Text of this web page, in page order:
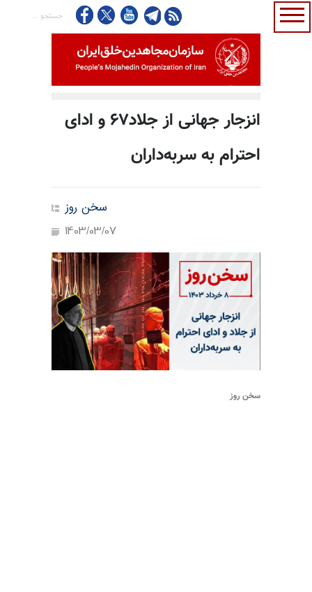
انزجار جهانی از جلاد۶۷ و ادای
احترام به سربه‌داران
سخن روز
1403/03/07
سخن روز